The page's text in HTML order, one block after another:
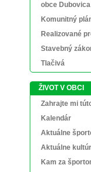
obce Dubovica
Komunitný
Realizované
Stavebný
Tlačivá
ŽIVOT V OBCI
Zahrajte mi
Kalendár
Aktuálne
Aktuálne
Kam za